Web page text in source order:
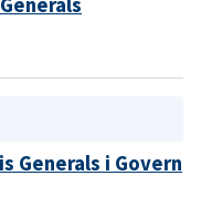
Generals i Govern